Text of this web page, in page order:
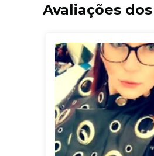
Avaliações